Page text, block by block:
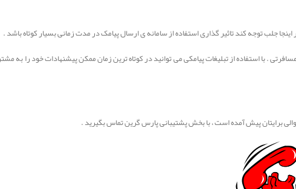
جلب توجه کند تاثیر گذاری استفاده از سامانه ی ارسال پیامک در مدت زمانی بسیار کوتاه باشد .
. با استفاده از تبلیغات پیامکی می توانید در کوتاه ترین زمان ممکن پیشنهادات خود را به
برایتان پیش آمده است ، با بخش پشتیبانی پارس گرین تماس بگیرید .